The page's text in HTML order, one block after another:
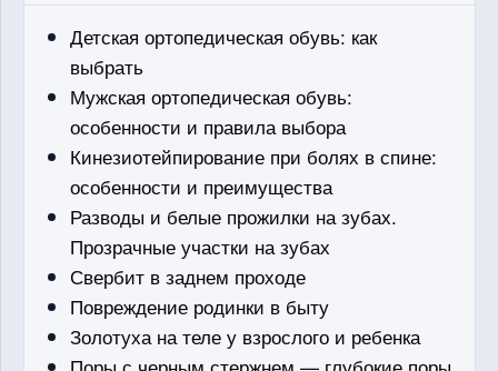
Детская ортопедическая обувь: как
выбрать
Мужская ортопедическая обувь:
особенности и правила выбора
Кинезиотейпирование при болях в спине:
особенности и преимущества
Разводы и белые прожилки на зубах.
Прозрачные участки на зубах
Свербит в заднем проходе
Повреждение родинки в быту
Золотуха на теле у взрослого и ребенка